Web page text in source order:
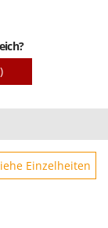
Einzelheiten